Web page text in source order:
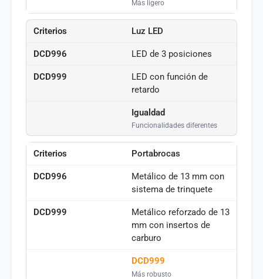
Más ligero
Luz LED
LED de 3 posiciones
LED con función de
retardo
Igualdad
Funcionalidades diferentes
Portabrocas
Metálico de 13 mm con
sistema de trinquete
Metálico reforzado de 13
mm con insertos de
carburo
DCD999
Más robusto